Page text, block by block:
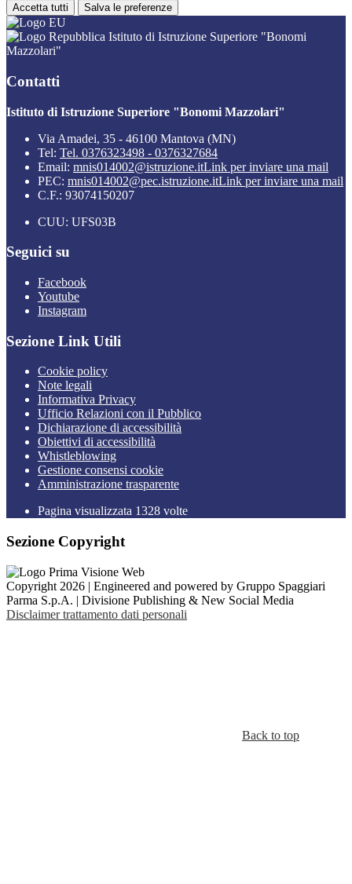
Accetta tutti Salva le preferenze
Istituto di Istruzione Superiore "Bonomi
Mazzolari"
Contatti
Istituto di Istruzione Superiore "Bonomi Mazzolari"
Via Amadei, 35 - 46100 Mantova (MN)
Tel: Tel. 0376323498 - 0376327684
Email: mnis014002@istruzione.itLink per inviare una mail
PEC: mnis014002@pec.istruzione.itLink per inviare una mail
C.F.: 93074150207
CUU: UFS03B
Seguici su
Facebook
Youtube
Instagram
Sezione Link Utili
Cookie policy
Note legali
Informativa Privacy
Ufficio Relazioni con il Pubblico
Dichiarazione di accessibilità
Obiettivi di accessibilità
Whistleblowing
Gestione consensi cookie
Amministrazione trasparente
Pagina visualizzata 1328 volte
Sezione Copyright
Copyright 2026 | Engineered and powered by Gruppo Spaggiari
Parma S.p.A. | Divisione Publishing & New Social Media
Disclaimer trattamento dati personali
Back to top